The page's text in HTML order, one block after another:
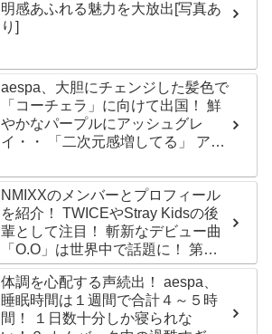
明感あふれる魅力を大放出[写真あ
り]
aespa、大胆にチェンジした髪色で
「コーチェラ」に向けて出国！ 鮮
やかなパープルにアッシュグレ
イ・・ 「二次元感増してる」 アバ
NMIXXのメンバーとプロフィール
を紹介！ TWICEやStray Kidsの後
輩として注目！ 斬新なデビュー曲
「O.O」は世界中で話題に！ 第４
世代を代表する美女ソリュンをは
じめ、全員ビジュアルメンバーと
いわれるその魅力をチェック
体調を心配する声続出！ aespa、
睡眠時間は１週間で合計４～５時
間！ １日数十分しか寝られな